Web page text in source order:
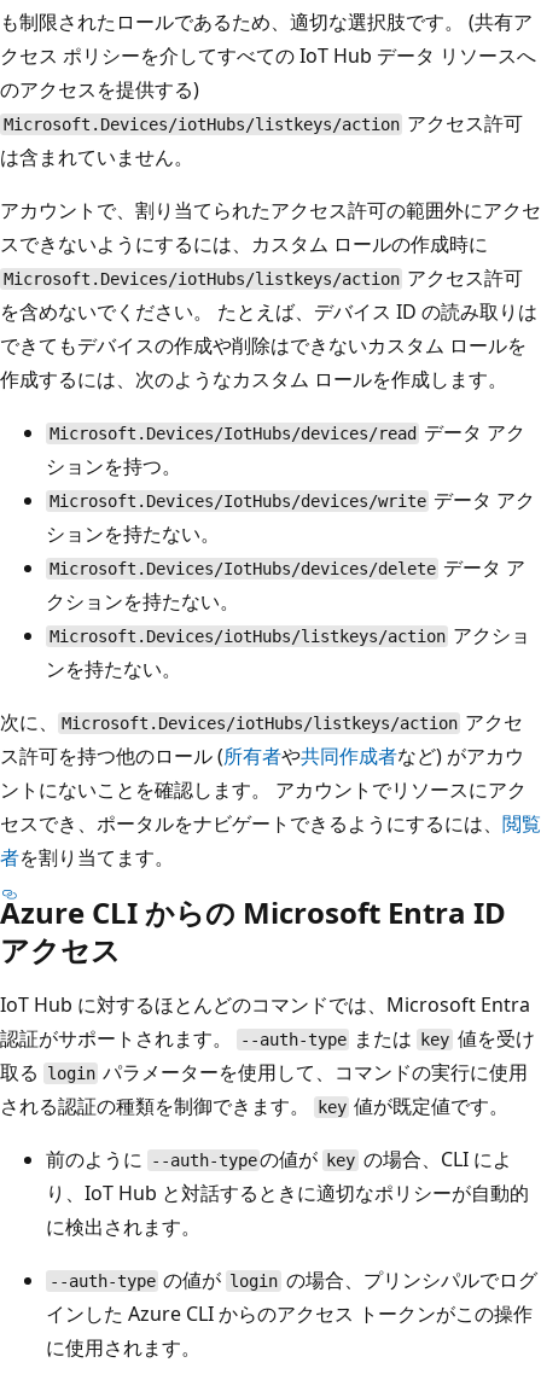
も制限されたロールであるため、適切な選択肢です。 (共有ア
クセス ポリシーを介してすべての IoT Hub データ リソースへ
のアクセスを提供する)
Microsoft.Devices/iotHubs/listkeys/action アクセス許可
は含まれていません。
アカウントで、割り当てられたアクセス許可の範囲外にアクセ
スできないようにするには、カスタム ロールの作成時に
Microsoft.Devices/iotHubs/listkeys/action アクセス許可
を含めないでください。 たとえば、デバイス ID の読み取りは
できてもデバイスの作成や削除はできないカスタム ロールを
作成するには、次のようなカスタム ロールを作成します。
Microsoft.Devices/IotHubs/devices/read データ アク
ションを持つ。
Microsoft.Devices/IotHubs/devices/write データ アク
ションを持たない。
Microsoft.Devices/IotHubs/devices/delete データ ア
クションを持たない。
Microsoft.Devices/iotHubs/listkeys/action アクショ
ンを持たない。
次に、
Microsoft.Devices/iotHubs/listkeys/action アクセ
ス許可を持つ他のロール (所有者や共同作成者など) がアカウ
ントにないことを確認します。 アカウントでリソースにアク
セスでき、ポータルをナビゲートできるようにするには、 閲覧
者を割り当てます。
Azure CLI からの Microsoft Entra ID
アクセス
IoT Hub に対するほとんどのコマンドでは、Microsoft Entra
認証がサポートされます。
--auth-type または key値を受け
取る
login パラメーターを使用して、コマンドの実行に使用
される認証の種類を制御できます。
key 値が既定値です。
前のように
--auth-typeの値が keyの場合、CLI によ
り、IoT Hub と対話するときに適切なポリシーが自動的
に検出されます。
--auth-type の値が loginの場合、プリンシパルでログ
インした Azure CLI からのアクセス トークンがこの操作
に使用されます。